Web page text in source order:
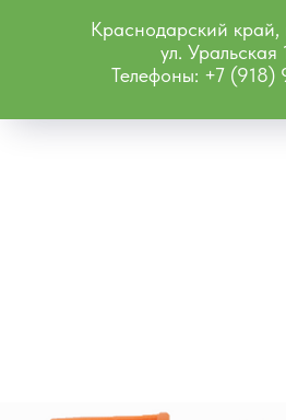
Краснодарский край,
ул. Уральская
Телефоны: +7